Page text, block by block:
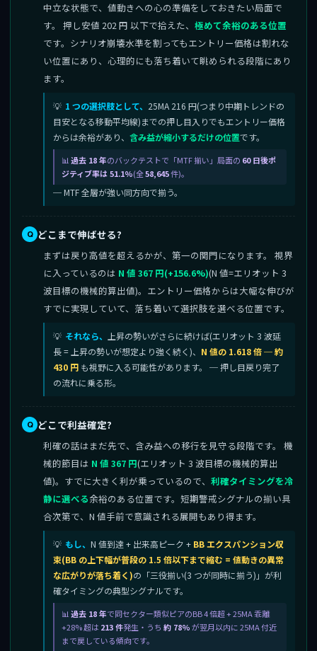
中立な状態で、値動きへの心の準備をしておきたい局面で
す。 押し安値 202 円 以下で拾えた、 極めて余裕のある位置
です。シナリオ崩壊水準を割ってもエントリー価格は割れな
い位置にあり、心理的にも落ち着いて眺められる段階にあり
ます。
1 つの選択肢として、 25MA 216 円(つまり中期トレンドの
目安となる移動平均線)までの押し目入りでもエントリー価格
からは余裕があり、 含み益が縮小するだけの位置です。
過去 18 年のバックテストで「MTF 揃い」局面の 60 日後ポ
ジティブ率は 51.1%(全58,645件)。
─ MTF 全層が強い同方向で揃う。
どこまで伸ばせる?
まずは戻り高値を超えるかが、第一の関門になります。 視界
に入っているのは N 値 367 円(+156.6%)(N 値=エリオット 3
波目標の機械的算出値)。エントリー価格からは大幅な伸びが
すでに実現していて、落ち着いて選択肢を選べる位置です。
それなら、
上昇の勢いがさらに続けば(エリオット 3 波延
長 = 上昇の勢いが想定より強く続く)、 N 値の 1.618 倍 ─ 約
430 円 も視野に入る可能性があります。 ─ 押し目戻り完了
の流れに乗る形。
どこで利益確定?
利確の話はまだ先で、含み益への移行を見守る段階です。 機
械的節目は N 値 367 円(エリオット 3 波目標の機械的算出
値)。すでに大きく利が乗っているので、 利確タイミングを冷
静に選べる余裕のある位置です。短期警戒シグナルの揃い具
合次第で、N 値手前で意識される展開もあり得ます。
もし、 N 値到達 + 出来高ピーク + BB エクスパンション収
束(BB の上下幅が普段の 1.5 倍以下まで縮む = 値動きの異常
な広がりが落ち着く)の「三役揃い(3 つが同時に揃う)」が利
確タイミングの典型シグナルです。
過去 18 年で同セクター類似ピアのBB 4 倍超 + 25MA 乖離
+28% 超は 213 件発生・うち 約 78%が翌月以内に 25MA 付近
まで戻している傾向です。